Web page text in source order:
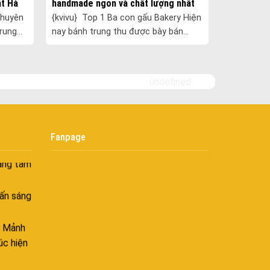
Hà
handmade ngon và chất lượng nhất
Bình Dương
{kvivu} Top 1 Ba con gấu Bakery Hiện
nay bánh trung thu được bày bán
yên
tầm
sáng
hiện
Fanpage